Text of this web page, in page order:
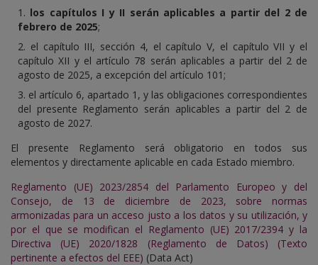
los capítulos I y II serán aplicables a partir del 2 de
febrero de 2025;
el capítulo III, sección 4, el capítulo V, el capítulo VII y el
capítulo XII y el artículo 78 serán aplicables a partir del 2 de
agosto de 2025, a excepción del artículo 101;
el artículo 6, apartado 1, y las obligaciones correspondientes
del presente Reglamento serán aplicables a partir del 2 de
agosto de 2027.
El presente Reglamento será obligatorio en todos sus
elementos y directamente aplicable en cada Estado miembro.
Reglamento (UE) 2023/2854 del Parlamento Europeo y del
Consejo, de 13 de diciembre de 2023, sobre normas
armonizadas para un acceso justo a los datos y su utilización, y
por el que se modifican el Reglamento (UE) 2017/2394 y la
Directiva (UE) 2020/1828 (Reglamento de Datos) (Texto
pertinente a efectos del EEE) (Data Act)